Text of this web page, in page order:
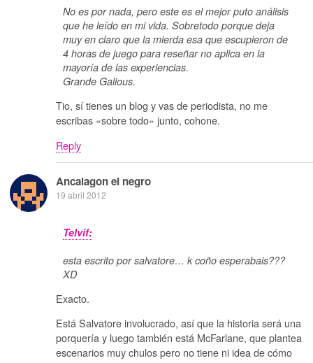
No es por nada, pero este es el mejor puto análisis
que he leído en mi vida. Sobretodo porque deja
muy en claro que la mierda esa que escupieron de
4 horas de juego para reseñar no aplica en la
mayoría de las experiencias.
Grande Galious.
Tio, sí tienes un blog y vas de periodista, no me
escribas «sobre todo» junto, cohone.
Reply
Ancalagon el negro
19 abril 2012
Telvif:
esta escrito por salvatore… k coño esperabais???
XD
Exacto.
Está Salvatore involucrado, así que la historia será una
porquería y luego también está McFarlane, que plantea
escenarios muy chulos pero no tiene ni idea de cómo